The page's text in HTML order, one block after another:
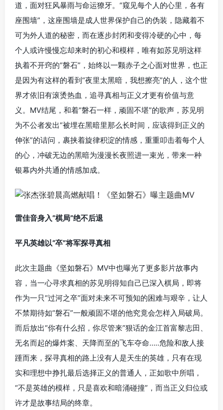
道，面对狂风暴雨与命运獠牙。“窥见每个人的心里，各有
座围墙”，这座围墙是成人世界保护自己的伪装，隐藏着不
可为外人道的秘密，而在逐步封闭和变得冷硬的心中，每
个人或许慢慢忘却来时的初心和模样，唯有如苏见明这样
执着不开窍的“磐石”，始终以一颗赤子之心面对世界，也正
是因为有这样的看到“夜里太黑暗，我想擦亮”的人，这个世
界才依旧有滚烫热血，追寻真相与正义才更有价值与意
义。MV结尾，和着“磐石一样，顽固不堪”的歌声，苏见明
为不公者发出“被埋在黑暗里那么长时间，应该得到正义的
伸张”的诘问，裹挟着旋律积淀的情感，重重叩击着每个人
的心，冲破无边的黑暗为漫漫长夜照进一束光，带来一种
银幕内外共通的情感加成。
雷佳音身入“棋局”绝不后退
平凡英雄以“卒”将军探寻真相
此次主题曲《坚如磐石》MV中也曝光了更多影片故事内
容，当一心寻求真相的苏见明得知自己已深入棋局，即将
作为一只“过河之卒”面对未来不可预知的困难与艰辛，让人
不禁期待如“磐石”一般顽固不堪的他究竟会怎样入局破局。
而后放出“你有什么招，你尽管来”狠话的金江首富黎志田、
无名而起的爆炸案、天降而至的飞车夺命…..危险和敌人接
踵而来，探寻真相的路上没有人是天生的英雄，只有在现
实和理想中挣扎最后选择正义的普通人，正如歌中所唱，
“不是英雄的模样，只是喜欢和暗涌碰撞”，而当正义归位或
许才是故事结局的终章。